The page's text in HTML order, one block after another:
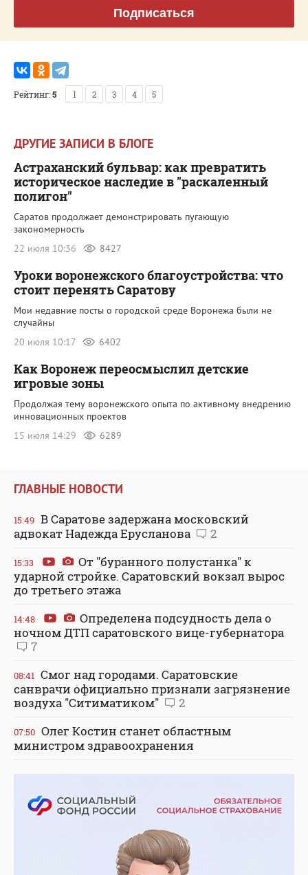
Подписаться
Рейтинг:5 1 2 3 4 5
ДРУГИЕ ЗАПИСИ В БЛОГЕ
Астраханский бульвар: как превратить
историческое наследие в "раскаленный
полигон"
Саратов продолжает демонстрировать пугающую
закономерность
22 июля 10:36
8427
Уроки воронежского благоустройства: что
стоит перенять Саратову
Мои недавние посты о городской среде Воронежа были не
случайны
20 июля 10:17
6402
Как Воронеж переосмыслил детские
игровые зоны
Продолжая тему воронежского опыта по активному внедрению
инновационных проектов
15 июля 14:29
6289
ГЛАВНЫЕ НОВОСТИ
15:49 В Саратове задержана московский
адвокат Надежда Ерусланова
2
15:33
От "буранного полустанка" к
ударной стройке. Саратовский вокзал вырос
до третьего этажа
14:48
Определена подсудность дела о
ночном ДТП саратовского вице-губернатора
7
08:41 Смог над городами. Саратовские
санврачи официально признали загрязнение
воздуха "Ситиматиком"
2
07:50 Олег Костин станет областным
министром здравоохранения